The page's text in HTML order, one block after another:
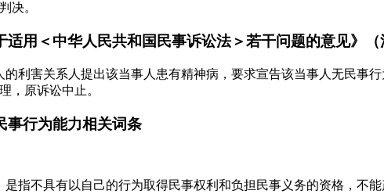
决。
适用＜中华人民共和国民事诉讼法＞若干问题的意见》（
的利害关系人提出该当事人患有精神病，要求宣告该当事人无民
，原诉讼中止。
事行为能力相关词条
是指不具有以自己的行为取得民事权利和负担民事义务的资格，不